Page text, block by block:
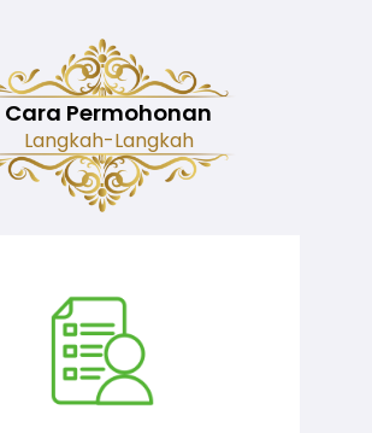
Cara Permohonan
Langkah-Langkah
ke atas sejarah permohonan
dibuat oleh pemohon,